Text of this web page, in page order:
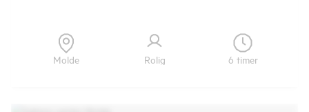
Molde Rolig 6 timer